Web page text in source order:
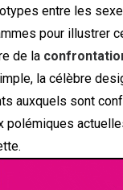
entre les
pour illustrer
de la
la célèbre
auxquels sont
polémiques